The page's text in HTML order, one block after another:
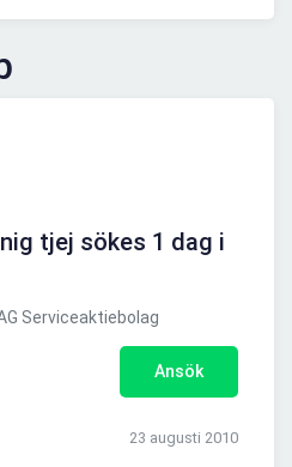
tjej sökes 1 dag i
Serviceaktiebolag
Ansök
23 augusti 2010